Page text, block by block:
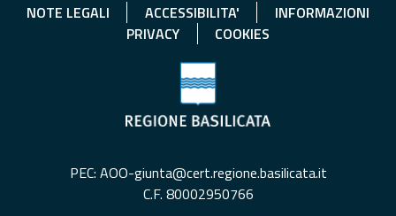
NOTE LEGALI ACCESSIBILITA'
INFORMAZIONI
PRIVACY
COOKIES
PEC: AOO-giunta@cert.regione.basilicata.it
C.F. 80002950766